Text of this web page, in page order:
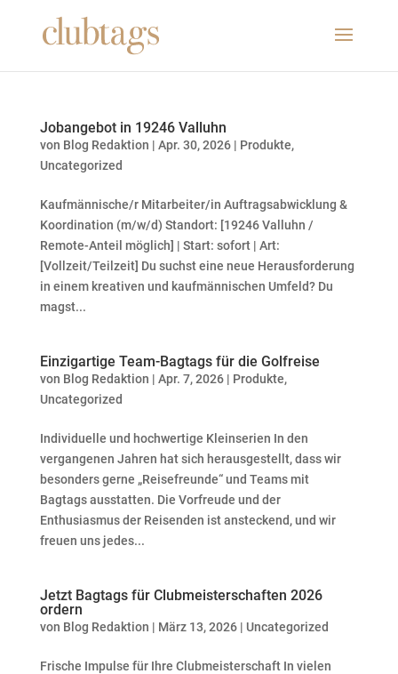
Jobangebot in 19246 Valluhn
von Blog Redaktion | Apr. 30, 2026| Produkte,
Uncategorized
Kaufmännische/r Mitarbeiter/in Auftragsabwicklung &
Koordination (m/w/d) Standort: [19246 Valluhn /
Remote-Anteil möglich] | Start: sofort | Art:
[Vollzeit/Teilzeit] Du suchst eine neue Herausforderung
in einem kreativen und kaufmännischen Umfeld? Du
magst...
Einzigartige Team-Bagtags für die Golfreise
von Blog Redaktion | Apr. 7, 2026| Produkte,
Uncategorized
Individuelle und hochwertige Kleinserien In den
vergangenen Jahren hat sich herausgestellt, dass wir
besonders gerne „Reisefreunde“ und Teams mit
Bagtags ausstatten. Die Vorfreude und der
Enthusiasmus der Reisenden ist ansteckend, und wir
freuen uns jedes...
Jetzt Bagtags für Clubmeisterschaften 2026
ordern
von Blog Redaktion | März 13, 2026| Uncategorized
Frische Impulse für Ihre Clubmeisterschaft In vielen